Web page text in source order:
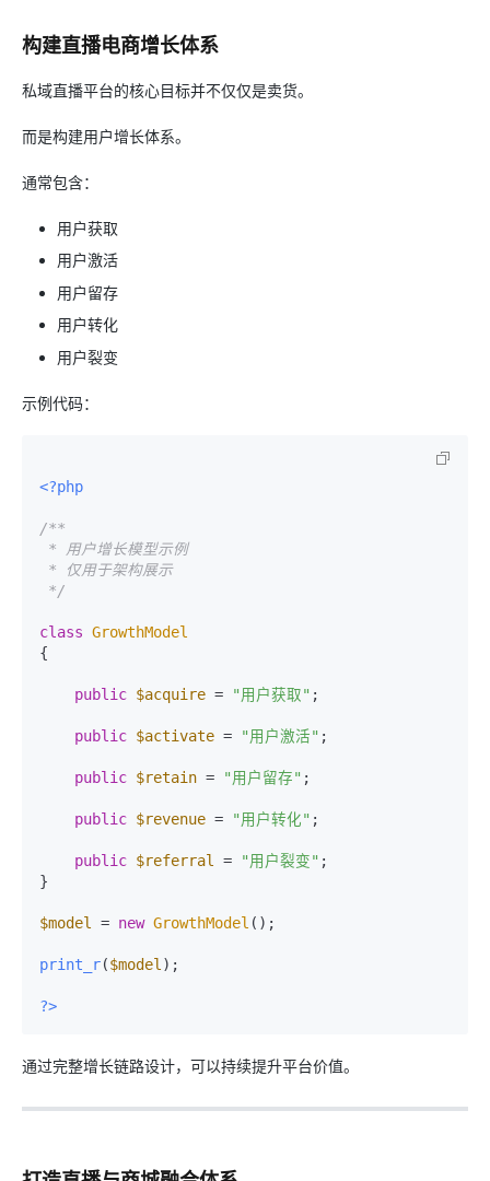
构建直播电商增长体系
私域直播平台的核心目标并不仅仅是卖货。
而是构建用户增长体系。
通常包含：
用户获取
用户激活
用户留存
用户转化
用户裂变
示例代码：
<?php
/**
*/
class GrowthModel
{
public $acquire = "用户获取" ;
public $activate = "用户激活" ;
public $retain = "用户留存" ;
public $revenue = "用户转化" ;
public $referral = "用户裂变" ;
}
$model = new GrowthModel ();
print_r($model );
?>
通过完整增长链路设计，可以持续提升平台价值。